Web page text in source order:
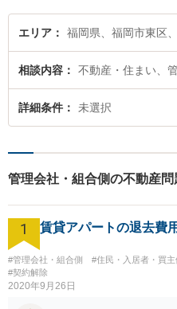
エリア
相談内容 不動産・住まい、
詳細条件 未選択
管理会社・組合側の不動産
1 賃貸アパートの退去費
#管理会社・組合側 #住民・入居者・買主
#契約解除
2020年9月26日